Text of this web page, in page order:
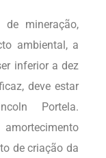
mineração,
ambiental, a
inferior a dez
deve estar
Portela.
de criação da